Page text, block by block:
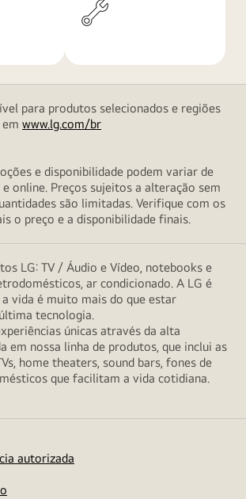
para produtos selecionados e regiões
www.lg.com/br
e disponibilidade podem variar de
online. Preços sujeitos a alteração sem
são limitadas. Verifique com os
o preço e a disponibilidade finais.
LG: TV / Áudio e Vídeo, notebooks e
ar condicionado. A LG é
vida é muito mais do que estar
tecnologia.
únicas através da alta
em nossa linha de produtos, que inclui as
home theaters, sound bars, fones de
que facilitam a vida cotidiana.
autorizada